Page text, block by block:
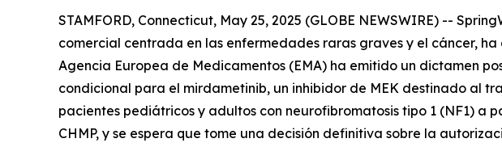
STAMFORD, Connecticut, May 25, 2025 (GLOBE NEWSWIRE) --
comercial centrada en las enfermedades raras graves y el cáncer,
Agencia Europea de Medicamentos (EMA) ha emitido un dictamen
condicional para el mirdametinib, un inhibidor de MEK destinado al
pacientes pediátricos y adultos con neurofibromatosis tipo 1 (NF1) a
CHMP, y se espera que tome una decisión definitiva sobre la